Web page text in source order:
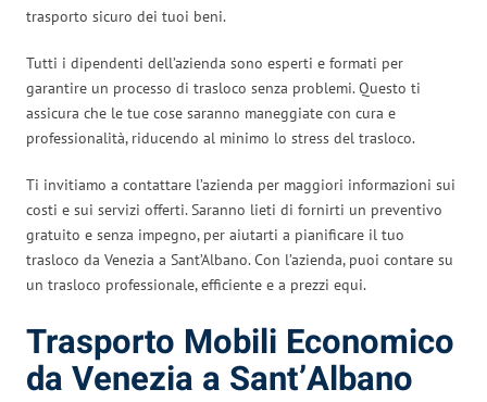
trasporto sicuro dei tuoi beni.
Tutti i dipendenti dell’azienda sono esperti e formati per
garantire un processo di trasloco senza problemi. Questo ti
assicura che le tue cose saranno maneggiate con cura e
professionalità, riducendo al minimo lo stress del trasloco.
Ti invitiamo a contattare l’azienda per maggiori informazioni sui
costi e sui servizi offerti. Saranno lieti di fornirti un preventivo
gratuito e senza impegno, per aiutarti a pianificare il tuo
trasloco da Venezia a Sant’Albano. Con l’azienda, puoi contare su
un trasloco professionale, efficiente e a prezzi equi.
Trasporto Mobili Economico
da Venezia a Sant’Albano